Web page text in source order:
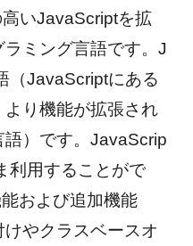
いJavaScriptを拡
ミング言語です。J
（JavaScriptにある
り機能が拡張され
）です。JavaScrip
利用することがで
および追加機能
けやクラスベースオ